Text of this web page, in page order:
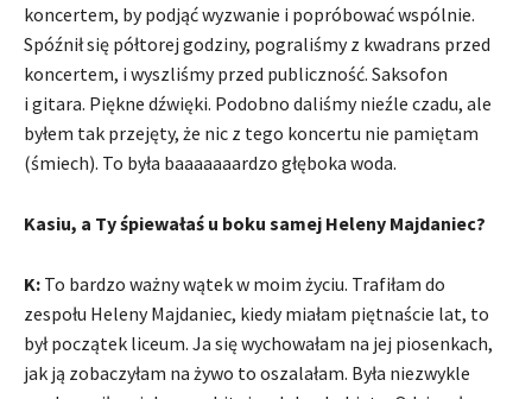
koncertem, by podjąć wyzwanie i popróbować wspólnie.
Spóźnił się półtorej godziny, pograliśmy z kwadrans przed
koncertem, i wyszliśmy przed publiczność. Saksofon
i gitara. Piękne dźwięki. Podobno daliśmy nieźle czadu, ale
byłem tak przejęty, że nic z tego koncertu nie pamiętam
(śmiech). To była baaaaaaardzo głęboka woda.
Kasiu, a Ty śpiewałaś u boku samej Heleny Majdaniec?
K: To bardzo ważny wątek w moim życiu. Trafiłam do
zespołu Heleny Majdaniec, kiedy miałam piętnaście lat, to
był początek liceum. Ja się wychowałam na jej piosenkach,
jak ją zobaczyłam na żywo to oszalałam. Była niezwykle